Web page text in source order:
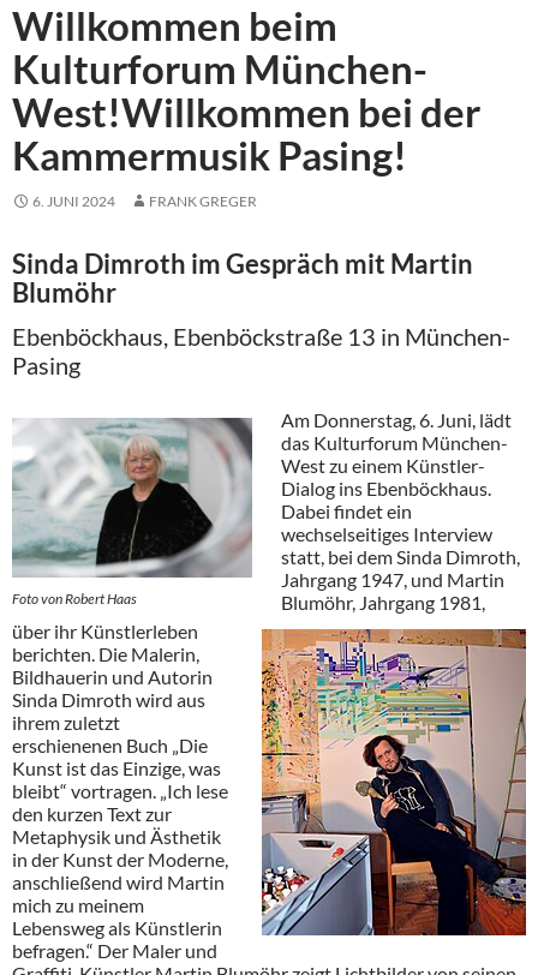
Willkommen beim
Kulturforum München-
West!Willkommen bei der
Kammermusik Pasing!
6. JUNI 2024 FRANK GREGER
Sinda Dimroth im Gespräch mit Martin
Blumöhr
Ebenböckhaus, Ebenböckstraße 13 in München-
Pasing
Foto von Robert Haas
Am Donnerstag, 6. Juni, lädt
das Kulturforum München-
West zu einem Künstler-
Dialog ins Ebenböckhaus.
Dabei findet ein
wechselseitiges Interview
statt, bei dem Sinda Dimroth,
Jahrgang 1947, und Martin
Blumöhr, Jahrgang 1981,
über ihr Künstlerleben
berichten. Die Malerin,
Bildhauerin und Autorin
Sinda Dimroth wird aus
ihrem zuletzt
erschienenen Buch „Die
Kunst ist das Einzige, was
bleibt“ vortragen. „Ich lese
den kurzen Text zur
Metaphysik und Ästhetik
in der Kunst der Moderne,
anschließend wird Martin
mich zu meinem
Lebensweg als Künstlerin
befragen.“ Der Maler und